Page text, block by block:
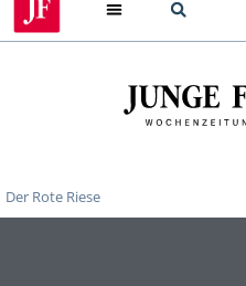
Der Rote Riese